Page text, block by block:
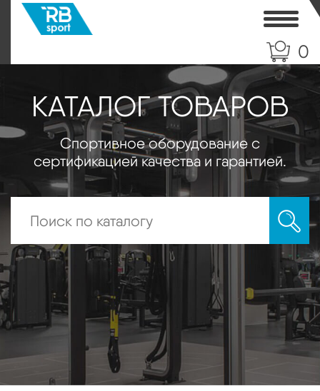
0
КАТАЛОГ ТОВАРОВ
Спортивное оборудование с
сертификацией качества и гарантией.